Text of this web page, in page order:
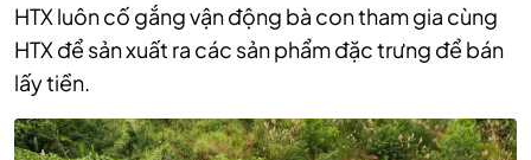
HTX luôn cố gắng vận động bà con tham gia cùng
HTX để sản xuất ra các sản phẩm đặc trưng để bán
lấy tiền.